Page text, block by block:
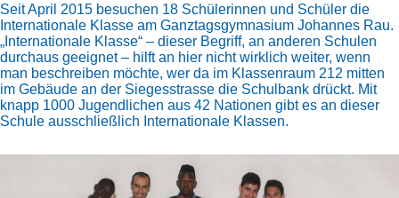
Seit April 2015 besuchen 18 Schülerinnen und Schüler die
Internationale Klasse am Ganztagsgymnasium Johannes Rau.
„Internationale Klasse“ – dieser Begriff, an anderen Schulen
durchaus geeignet – hilft an hier nicht wirklich weiter, wenn
man beschreiben möchte, wer da im Klassenraum 212 mitten
im Gebäude an der Siegesstrasse die Schulbank drückt. Mit
knapp 1000 Jugendlichen aus 42 Nationen gibt es an dieser
Schule ausschließlich Internationale Klassen.